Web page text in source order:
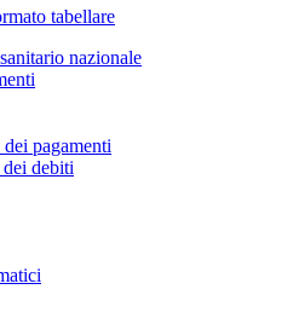
tabellare
nazionale
pagamenti
debiti